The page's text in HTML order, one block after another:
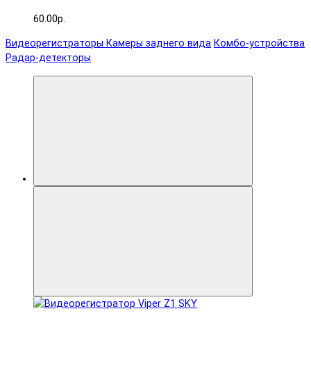
60.00р.
Видеорегистраторы Камеры заднего вида Комбо-устройства
Радар-детекторы